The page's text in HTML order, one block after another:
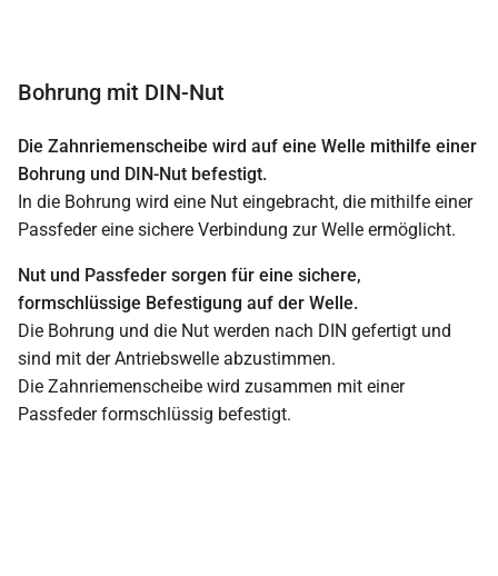
Bohrung mit DIN-Nut
Die Zahnriemenscheibe wird auf eine Welle mithilfe einer
Bohrung und DIN-Nut befestigt.
In die Bohrung wird eine Nut eingebracht, die mithilfe einer
Passfeder eine sichere Verbindung zur Welle ermöglicht.
Nut und Passfeder sorgen für eine sichere,
formschlüssige Befestigung auf der Welle.
Die Bohrung und die Nut werden nach DIN gefertigt und
sind mit der Antriebswelle abzustimmen.
Die Zahnriemenscheibe wird zusammen mit einer
Passfeder formschlüssig befestigt.